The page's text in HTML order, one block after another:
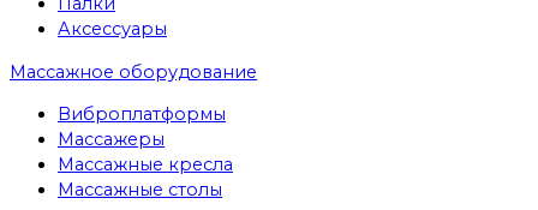
Аксессуары
Массажное оборудование
Виброплатформы
Массажеры
Массажные кресла
Массажные столы